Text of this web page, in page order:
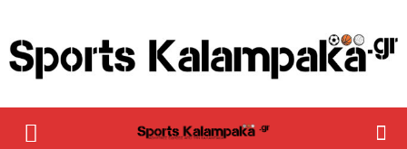
sportskalampaka